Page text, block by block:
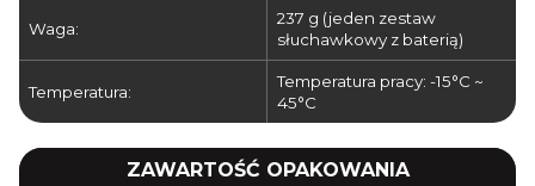
Waga:
237 g (jeden zestaw
słuchawkowy z baterią)
Temperatura:
Temperatura pracy: -15°C ~
45°C
ZAWARTOŚĆ OPAKOWANIA